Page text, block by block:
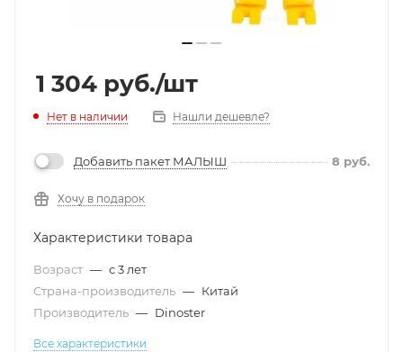
1 304 руб./шт
Нет в наличии Нашли дешевле?
Добавить пакет МАЛЫШ 8 руб.
Хочу в подарок
Характеристики товара
Возраст — с 3 лет
Страна-производитель — Китай
Производитель — Dinoster
Все характеристики